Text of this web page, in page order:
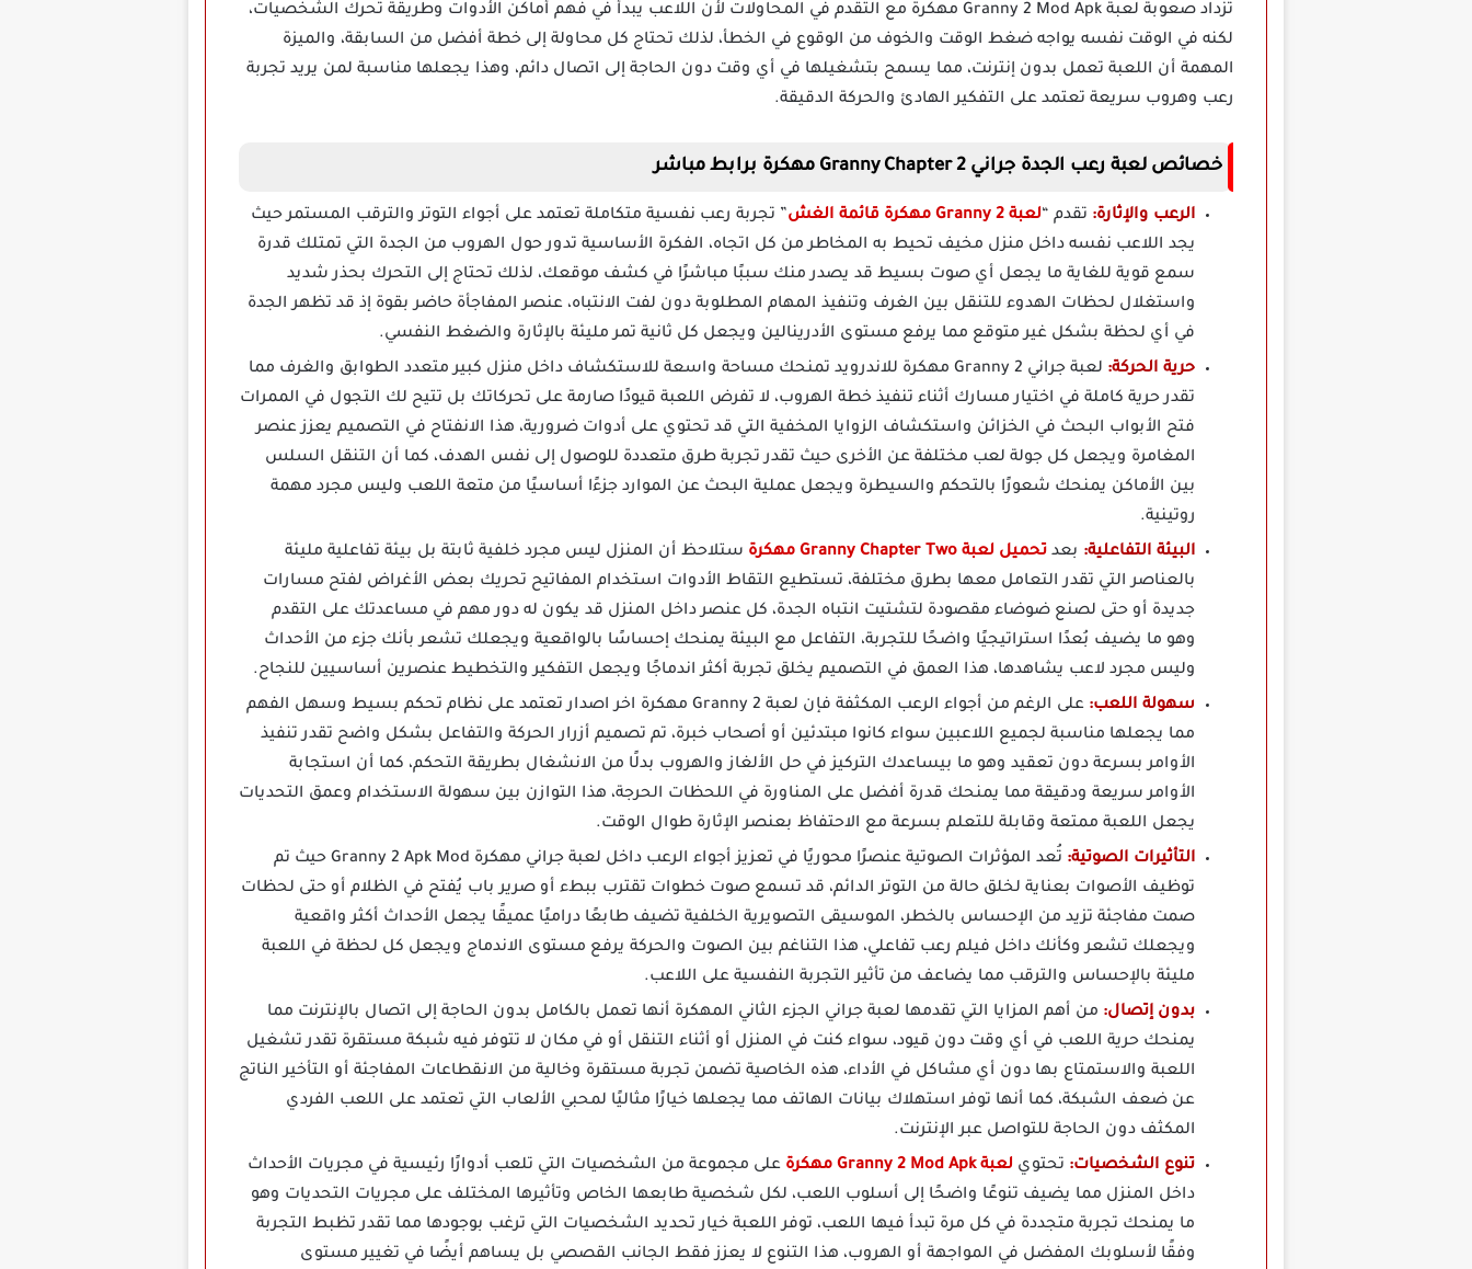
تزداد صعوبة لعبة Granny 2 Mod Apk مهكرة مع التقدم في المحاولات لأن اللاعب يبدأ في فهم أماكن الأدوات وطريقة تحرك الشخصيات،
لكنه في الوقت نفسه يواجه ضغط الوقت والخوف من الوقوع في الخطأ، لذلك تحتاج كل محاولة إلى خطة أفضل من السابقة، والميزة
المهمة أن اللعبة تعمل بدون إنترنت، مما يسمح بتشغيلها في أي وقت دون الحاجة إلى اتصال دائم، وهذا يجعلها مناسبة لمن يريد تجربة
رعب وهروب سريعة تعتمد على التفكير الهادئ والحركة الدقيقة.
خصائص لعبة رعب الجدة جراني Granny Chapter 2 مهكرة برابط مباشر
الرعب والإثارة: تقدم “لعبة Granny 2 مهكرة قائمة الغش
” تجربة رعب نفسية متكاملة تعتمد على أجواء التوتر والترقب المستمر حيث
يجد اللاعب نفسه داخل منزل مخيف تحيط به المخاطر من كل اتجاه، الفكرة الأساسية تدور حول الهروب من الجدة التي تمتلك قدرة
سمع قوية للغاية ما يجعل أي صوت بسيط قد يصدر منك سببًا مباشرًا في كشف موقعك، لذلك تحتاج إلى التحرك بحذر شديد
واستغلال لحظات الهدوء للتنقل بين الغرف وتنفيذ المهام المطلوبة دون لفت الانتباه، عنصر المفاجأة حاضر بقوة إذ قد تظهر الجدة
في أي لحظة بشكل غير متوقع مما يرفع مستوى الأدرينالين ويجعل كل ثانية تمر مليئة بالإثارة والضغط النفسي.
حرية الحركة:
لعبة جراني Granny 2 مهكرة للاندرويد تمنحك مساحة واسعة للاستكشاف داخل منزل كبير متعدد الطوابق والغرف مما
تقدر حرية كاملة في اختيار مسارك أثناء تنفيذ خطة الهروب، لا تفرض اللعبة قيودًا صارمة على تحركاتك بل تتيح لك التجول في الممرات
فتح الأبواب البحث في الخزائن واستكشاف الزوايا المخفية التي قد تحتوي على أدوات ضرورية، هذا الانفتاح في التصميم يعزز عنصر
المغامرة ويجعل كل جولة لعب مختلفة عن الأخرى حيث تقدر تجربة طرق متعددة للوصول إلى نفس الهدف، كما أن التنقل السلس
بين الأماكن يمنحك شعورًا بالتحكم والسيطرة ويجعل عملية البحث عن الموارد جزءًا أساسيًا من متعة اللعب وليس مجرد مهمة
روتينية.
البيئة التفاعلية: بعد تحميل لعبة Granny Chapter Two مهكرة
ستلاحظ أن المنزل ليس مجرد خلفية ثابتة بل بيئة تفاعلية مليئة
بالعناصر التي تقدر التعامل معها بطرق مختلفة، تستطيع التقاط الأدوات استخدام المفاتيح تحريك بعض الأغراض لفتح مسارات
جديدة أو حتى لصنع ضوضاء مقصودة لتشتيت انتباه الجدة، كل عنصر داخل المنزل قد يكون له دور مهم في مساعدتك على التقدم
وهو ما يضيف بُعدًا استراتيجيًا واضحًا للتجربة، التفاعل مع البيئة يمنحك إحساسًا بالواقعية ويجعلك تشعر بأنك جزء من الأحداث
وليس مجرد لاعب يشاهدها، هذا العمق في التصميم يخلق تجربة أكثر اندماجًا ويجعل التفكير والتخطيط عنصرين أساسيين للنجاح.
سهولة اللعب:
على الرغم من أجواء الرعب المكثفة فإن لعبة Granny 2 مهكرة اخر اصدار تعتمد على نظام تحكم بسيط وسهل الفهم
مما يجعلها مناسبة لجميع اللاعبين سواء كانوا مبتدئين أو أصحاب خبرة، تم تصميم أزرار الحركة والتفاعل بشكل واضح تقدر تنفيذ
الأوامر بسرعة دون تعقيد وهو ما بيساعدك التركيز في حل الألغاز والهروب بدلًا من الانشغال بطريقة التحكم، كما أن استجابة
الأوامر سريعة ودقيقة مما يمنحك قدرة أفضل على المناورة في اللحظات الحرجة، هذا التوازن بين سهولة الاستخدام وعمق التحديات
يجعل اللعبة ممتعة وقابلة للتعلم بسرعة مع الاحتفاظ بعنصر الإثارة طوال الوقت.
التأثيرات الصوتية:
تُعد المؤثرات الصوتية عنصرًا محوريًا في تعزيز أجواء الرعب داخل لعبة جراني مهكرة Granny 2 Apk Mod حيث تم
توظيف الأصوات بعناية لخلق حالة من التوتر الدائم، قد تسمع صوت خطوات تقترب ببطء أو صرير باب يُفتح في الظلام أو حتى لحظات
صمت مفاجئة تزيد من الإحساس بالخطر، الموسيقى التصويرية الخلفية تضيف طابعًا دراميًا عميقًا يجعل الأحداث أكثر واقعية
ويجعلك تشعر وكأنك داخل فيلم رعب تفاعلي، هذا التناغم بين الصوت والحركة يرفع مستوى الاندماج ويجعل كل لحظة في اللعبة
مليئة بالإحساس والترقب مما يضاعف من تأثير التجربة النفسية على اللاعب.
بدون إتصال: من أهم المزايا التي تقدمها لعبة جراني الجزء الثاني المهكرة أنها تعمل بالكامل بدون الحاجة إلى اتصال بالإنترنت مما
يمنحك حرية اللعب في أي وقت دون قيود، سواء كنت في المنزل أو أثناء التنقل أو في مكان لا تتوفر فيه شبكة مستقرة تقدر تشغيل
اللعبة والاستمتاع بها دون أي مشاكل في الأداء، هذه الخاصية تضمن تجربة مستقرة وخالية من الانقطاعات المفاجئة أو التأخير الناتج
عن ضعف الشبكة، كما أنها توفر استهلاك بيانات الهاتف مما يجعلها خيارًا مثاليًا لمحبي الألعاب التي تعتمد على اللعب الفردي
المكثف دون الحاجة للتواصل عبر الإنترنت.
تنوع الشخصيات: تحتوي لعبة Granny 2 Mod Apk مهكرة
على مجموعة من الشخصيات التي تلعب أدوارًا رئيسية في مجريات الأحداث
داخل المنزل مما يضيف تنوعًا واضحًا إلى أسلوب اللعب، لكل شخصية طابعها الخاص وتأثيرها المختلف على مجريات التحديات وهو
ما يمنحك تجربة متجددة في كل مرة تبدأ فيها اللعب، توفر اللعبة خيار تحديد الشخصيات التي ترغب بوجودها مما تقدر تظبط التجربة
وفقًا لأسلوبك المفضل في المواجهة أو الهروب، هذا التنوع لا يعزز فقط الجانب القصصي بل يساهم أيضًا في تغيير مستوى